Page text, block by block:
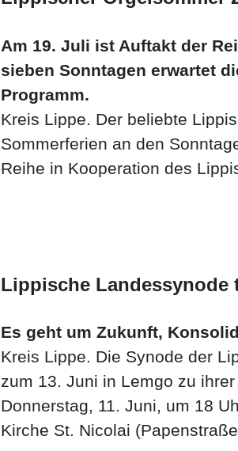
Am 19. Juli ist Auftakt der
sieben Sonntagen erwartet
Programm.
Kreis Lippe. Der beliebte
Sommerferien an den
Reihe in Kooperation des
Lippische Landessynode
Es geht um Zukunft,
Kreis Lippe. Die Synode der
zum 13. Juni in Lemgo zu
Donnerstag, 11. Juni, um 18
Kirche St. Nicolai